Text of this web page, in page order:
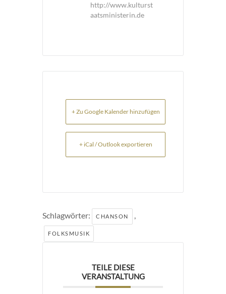
http://www.kulturst
aatsministerin.de
+ Zu Google Kalender hinzufügen
+ iCal / Outlook exportieren
Schlagwörter: CHANSON ,
FOLKSMUSIK
TEILE DIESE
VERANSTALTUNG